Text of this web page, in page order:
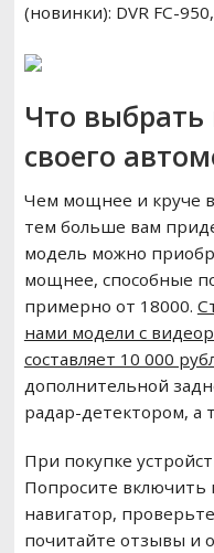
(новинки): DVR FC-
Что выбрать
своего
Чем мощнее и круче
тем больше вам
модель можно
мощнее, способные
примерно от 18000.
нами модели с
составляет 10 000
дополнительной
радар-детектором, а
При покупке
Попросите включить
навигатор,
почитайте отзывы и